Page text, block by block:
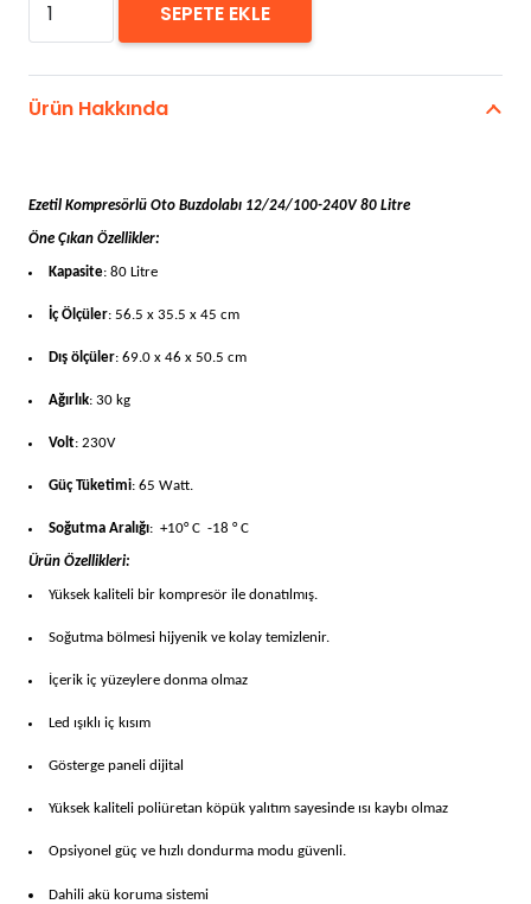
Kompresörlü
Buzdolabı
SEPETE EKLE
Ürün Hakkında
Ezetil Kompresörlü Oto Buzdolabı 12/24/100-240V 80 Litre
Öne Çıkan Özellikler:
Kapasite: 80 Litre
İç Ölçüler: 56.5 x 35.5 x 45 cm
Dış ölçüler: 69.0 x 46 x 50.5 cm
Ağırlık: 30 kg
Volt: 230V
Güç Tüketimi: 65 Watt.
Soğutma Aralığı: +10° C -18 ° C
Ürün Özellikleri:
Yüksek kaliteli bir kompresör ile donatılmış.
Soğutma bölmesi hijyenik ve kolay temizlenir.
İçerik iç yüzeylere donma olmaz
Led ışıklı iç kısım
Gösterge paneli dijital
Yüksek kaliteli poliüretan köpük yalıtım sayesinde ısı kaybı olmaz
Opsiyonel güç ve hızlı dondurma modu güvenli.
Dahili akü koruma sistemi